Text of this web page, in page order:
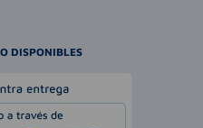
DISPONIBLES